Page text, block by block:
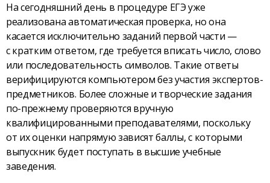
На сегодняшний день в процедуре ЕГЭ уже
реализована автоматическая проверка, но она
касается исключительно заданий первой части —
с кратким ответом, где требуется вписать число, слово
или последовательность символов. Такие ответы
верифицируются компьютером без участия экспертов-
предметников. Более сложные и творческие задания
по-прежнему проверяются вручную
квалифицированными преподавателями, поскольку
от их оценки напрямую зависят баллы, с которыми
выпускник будет поступать в высшие учебные
заведения.